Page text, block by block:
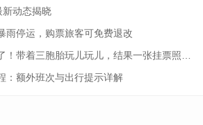
动态揭晓
雨停运，购票旅客可免费退改
！带着三胞胎玩儿玩儿，结果一张挂票照就
：额外班次与出行提示详解